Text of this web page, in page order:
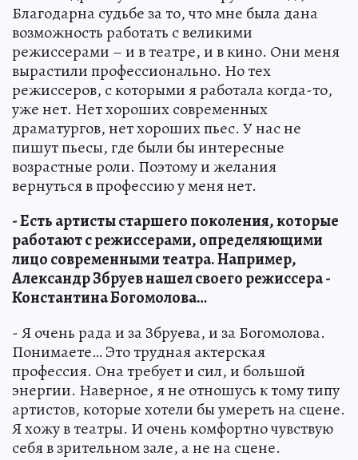
Благодарна судьбе за то, что мне была дана
возможность работать с великими
режиссерами – и в театре, и в кино. Они меня
вырастили профессионально. Но тех
режиссеров, с которыми я работала когда-то,
уже нет. Нет хороших современных
драматургов, нет хороших пьес. У нас не
пишут пьесы, где были бы интересные
возрастные роли. Поэтому и желания
вернуться в профессию у меня нет.
- Есть артисты старшего поколения, которые
работают с режиссерами, определяющими
лицо современными театра. Например,
Александр Збруев нашел своего режиссера -
Константина Богомолова…
- Я очень рада и за Збруева, и за Богомолова.
Понимаете… Это трудная актерская
профессия. Она требует и сил, и большой
энергии. Наверное, я не отношусь к тому типу
артистов, которые хотели бы умереть на сцене.
Я хожу в театры. И очень комфортно чувствую
себя в зрительном зале, а не на сцене.